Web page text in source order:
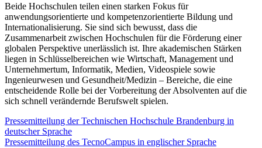
Beide Hochschulen teilen einen starken Fokus für
anwendungsorientierte und kompetenzorientierte Bildung und
Internationalisierung. Sie sind sich bewusst, dass die
Zusammenarbeit zwischen Hochschulen für die Förderung einer
globalen Perspektive unerlässlich ist. Ihre akademischen Stärken
liegen in Schlüsselbereichen wie Wirtschaft, Management und
Unternehmertum, Informatik, Medien, Videospiele sowie
Ingenieurwesen und Gesundheit/Medizin – Bereiche, die eine
entscheidende Rolle bei der Vorbereitung der Absolventen auf die
sich schnell verändernde Berufswelt spielen.
Pressemitteilung der Technischen Hochschule Brandenburg in
deutscher Sprache
Pressemitteilung des TecnoCampus in englischer Sprache